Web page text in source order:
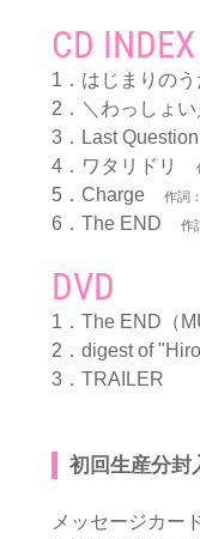
CD INDEX
1．はじまりの
2．＼わっしょ
3．Last
4．ワタリドリ
5．Charge作詞
6．The END作
DVD
1．The END（
2．digest of
3．TRAILER
初回生産分封
メッセージカー